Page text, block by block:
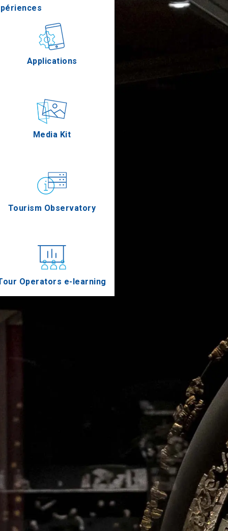
Applications
Media Kit
Tourism Observatory
Operators e-learning